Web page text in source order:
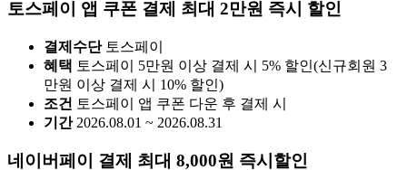
토스페이 앱 쿠폰 결제 최대 2만원 즉시 할인
결제수단 토스페이
혜택 토스페이 5만원 이상 결제 시 5% 할인(신규회원 3
만원 이상 결제 시 10% 할인)
조건 토스페이 앱 쿠폰 다운 후 결제 시
기간 2026.08.01 ~ 2026.08.31
네이버페이 결제 최대 8,000원 즉시할인